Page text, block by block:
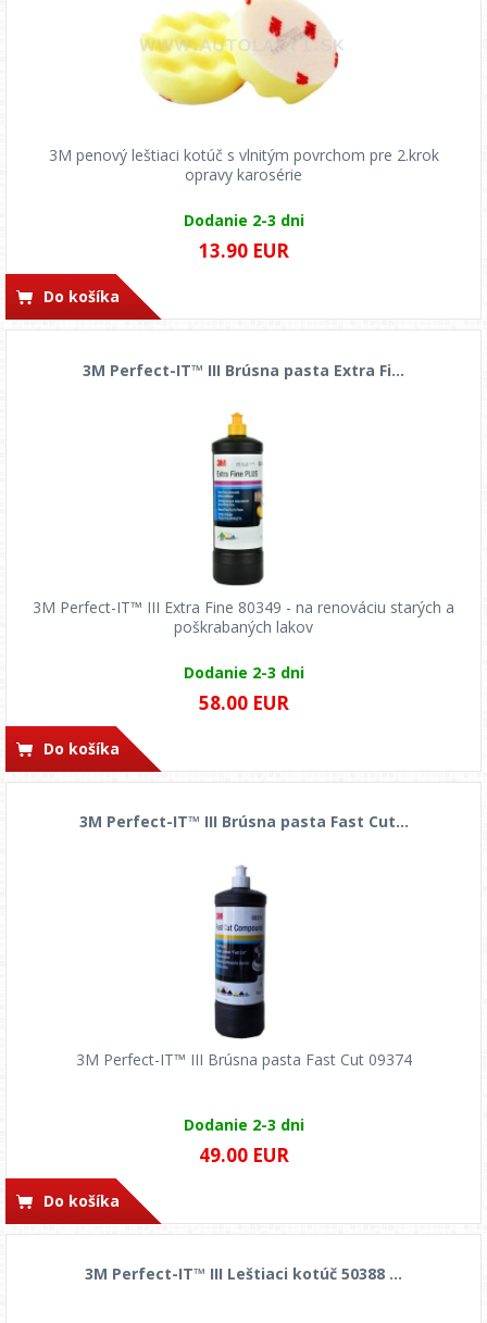
3M penový leštiaci kotúč s vlnitým povrchom pre 2.krok
opravy karosérie
Dodanie 2-3 dni
13.90 EUR
Do košíka
3M Perfect-IT™ III Brúsna pasta Extra Fi...
3M Perfect-IT™ III Extra Fine 80349 - na renováciu starých a
poškrabaných lakov
Dodanie 2-3 dni
58.00 EUR
Do košíka
3M Perfect-IT™ III Brúsna pasta Fast Cut...
3M Perfect-IT™ III Brúsna pasta Fast Cut 09374
Dodanie 2-3 dni
49.00 EUR
Do košíka
3M Perfect-IT™ III Leštiaci kotúč 50388 ...